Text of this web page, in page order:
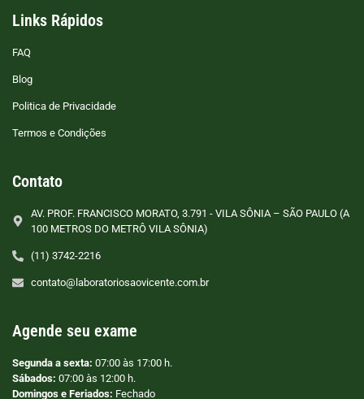
Links Rápidos
FAQ
Blog
Politica de Privacidade
Termos e Condições
Contato
AV. PROF. FRANCISCO MORATO, 3.791 - VILA SÔNIA – SÃO PAULO (A
100 METROS DO METRÔ VILA SÔNIA)
(11) 3742-2216
contato@laboratoriosaovicente.com.br
Agende seu exame
Segunda a sexta: 07:00 às 17:00 h.
Sábados: 07:00 às 12:00 h.
Domingos e Feriados: Fechado